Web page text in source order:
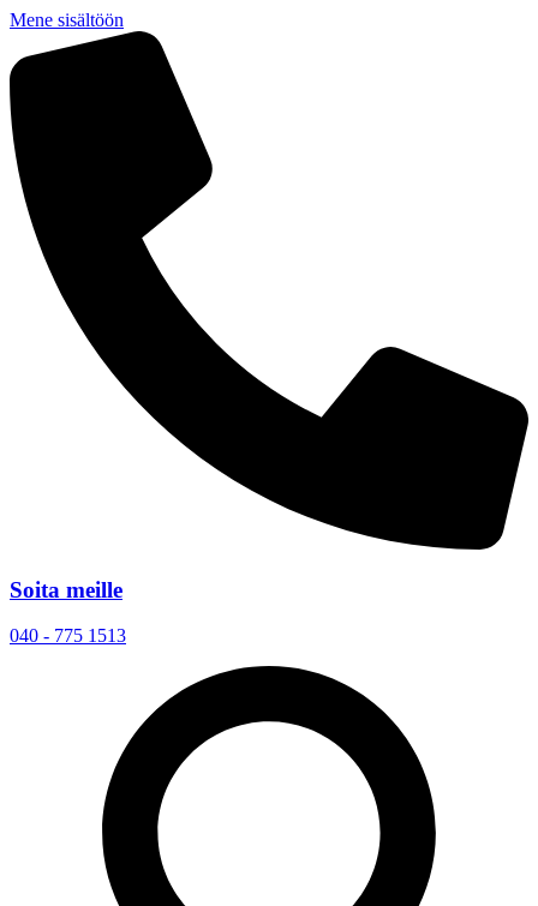
Mene sisältöön
Soita meille
040 - 775 1513